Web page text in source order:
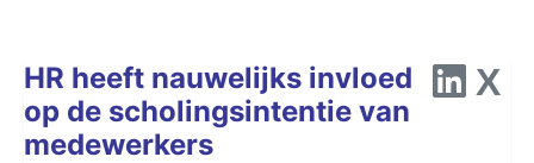
HR heeft nauwelijks invloed
op de scholingsintentie van
medewerkers